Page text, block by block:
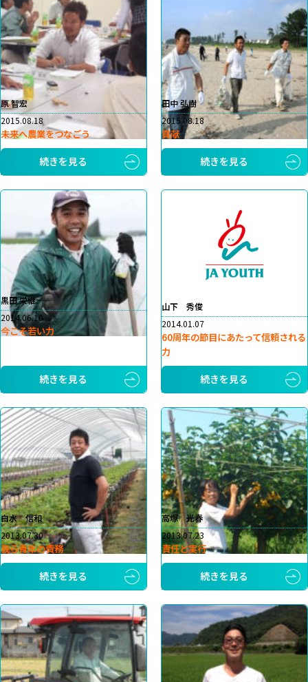
原 智宏
2015.08.18
未来へ農業をつなごう
続きを見る
田中 弘樹
2015.08.18
貢献
続きを見る
黒田 栄継
2014.06.10
今こそ若い力
続きを見る
山下 秀俊
2014.01.07
60周年の節目にあたって信頼される
力
続きを見る
白水 信和
2013.07.30
我ら青年の責務
続きを見る
高塚 光春
2013.07.23
責任と実行
続きを見る